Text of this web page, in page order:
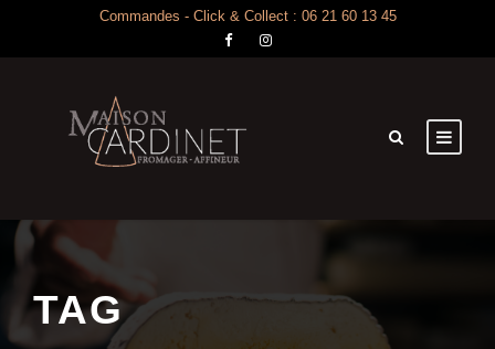
Commandes - Click & Collect : 06 21 60 13 45
TAG